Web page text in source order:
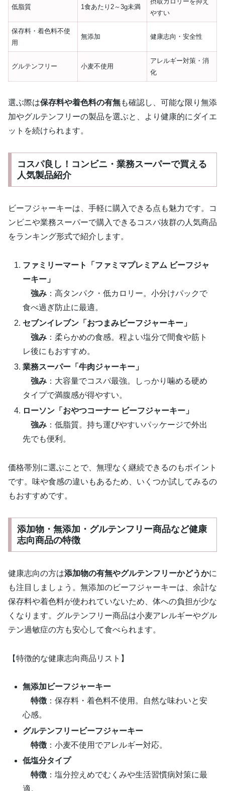
低脂質 1食あたり2～3g未満
やすい
保存料・着色料不使
用
無添加 健康志向・安全性
グルテンフリー 小麦不使用
アレルギー対策・消
化
選ぶ際は保存料や着色料の有無も確認し、可能な限り無添
加やグルテンフリーの製品を選ぶと、より健康的にダイエ
ットを続けられます。
コスパ良し！コンビニ・業務スーパーで買える
人気製品紹介
ビーフジャーキーは、手軽に購入できる点も魅力です。コ
ンビニや業務スーパーで購入できるコスパ抜群の人気商品
をランキング形式で紹介します。
ファミリーマート「ファミマプレミアム ビーフジャ
ーキー」
強み ：高タンパク・低カロリー。小分けパックで
食べ過ぎ防止に最適。
セブンイレブン「おつまみビーフジャーキー」
強み ：柔らかめの食感。程よい塩分で間食や筋ト
レ後にもおすすめ。
業務スーパー「牛肉ジャーキー」
強み ：大容量でコスパ最強。しっかり噛める硬め
タイプで満腹感が得やすい。
ローソン「おやつコーナー ビーフジャーキー」
強み ：低脂質。持ち運びやすいパッケージで外出
先でも便利。
価格帯別に選ぶことで、無理なく継続できるのもポイント
です。味や食感の違いもあるため、いくつか試してみるの
もおすすめです。
添加物・無添加・グルテンフリー商品など健康
志向商品の特徴
健康志向の方は添加物の有無やグルテンフリーかどうかに
も注目しましょう。無添加のビーフジャーキーは、余計な
保存料や着色料が使われていないため、体への負担が少な
くなります。グルテンフリー商品は小麦アレルギーやグル
テン過敏症の方も安心して食べられます。
【特徴的な健康志向商品リスト】
無添加ビーフジャーキー
特徴 ：保存料・着色料不使用。自然な味わいと安
心感。
グルテンフリービーフジャーキー
特徴 ：小麦不使用でアレルギー対応。
低塩分タイプ
特徴 ：塩分控えめでむくみや生活習慣病対策に最
適。